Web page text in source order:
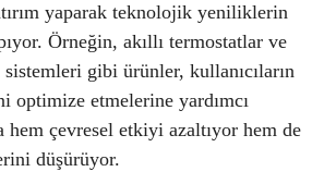
yaparak teknolojik yeniliklerin
Örneğin, akıllı termostatlar ve
gibi ürünler, kullanıcıların
optimize etmelerine yardımcı
hem çevresel etkiyi azaltıyor hem de
düşürüyor.